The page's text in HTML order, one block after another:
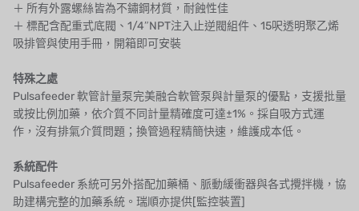
WL
CASH ACME
YAZAKI
RUNXIN
＋ 所有外露螺絲皆為不鏽鋼材質，耐蝕性佳
＋ 標配含配重式底閥、1/4″NPT注入止逆閥組件、15呎透明聚乙烯
吸排管與使用手冊，開箱即可安裝
特殊之處
Pulsafeeder 軟管計量泵完美融合軟管泵與計量泵的優點，支援批量
或按比例加藥，依介質不同計量精確度可達±1%。採自吸方式運
作，沒有排氣介質問題；換管過程精簡快速，維護成本低。
系統配件
Pulsafeeder 系統可另外搭配加藥桶、脈動緩衝器與各式攪拌機，協
助建構完整的加藥系統。瑞順亦提供[監控裝置]